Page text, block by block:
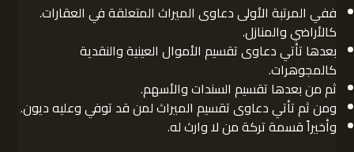
ففي المرتبة الأولى دعاوى الميراث المتعلقة في العقارات.
كالأراضي والمنازل.
بعدها تأتي دعاوى تقسيم الأموال العينية والنقدية
كالمجوهرات.
ثم من بعدها تقسيم السندات والأسهم.
ومن ثم تأتي دعاوى تقسيم الميراث لمن قد توفي وعليه ديون.
وأخيراً قسمة تركة من لا وارث له.